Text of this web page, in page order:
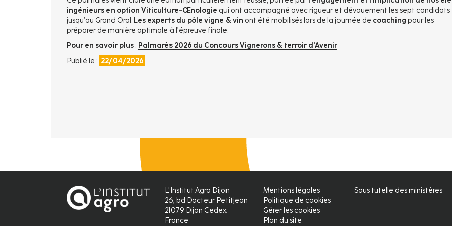
ingénieurs en option Viticulture-Œnologie qui ont accompagné avec rigueur et dévouement les sept candidats
jusqu’au Grand Oral. Les experts du pôle vigne & vin ont été mobilisés lors de la journée de coaching pour les
préparer de manière optimale à l’épreuve finale.
Pour en savoir plus : Palmarès 2026 du Concours Vignerons & terroir d'Avenir
Publié le : 22/04/2026
L'Institut Agro Dijon
26, bd Docteur Petitjean
21079 Dijon Cedex
France
Pied
de
Mentions légales
Politique de cookies
Gérer les cookies
Plan du site
Sous tutelle des ministères